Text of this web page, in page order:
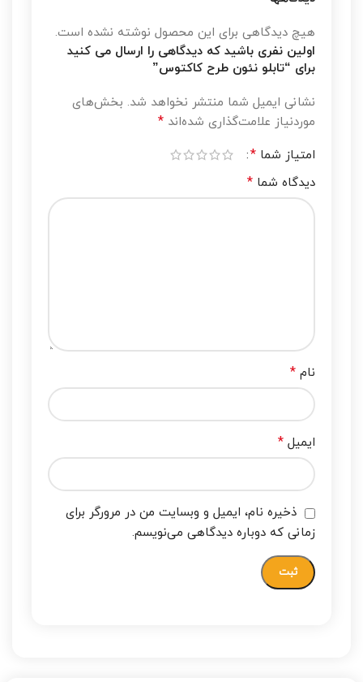
هیچ دیدگاهی برای این محصول نوشته نشده است.
اولین نفری باشید که دیدگاهی را ارسال می کنید
برای “تابلو نئون طرح کاکتوس”
نشانی ایمیل شما منتشر نخواهد شد. بخش‌های
موردنیاز علامت‌گذاری شده‌اند *
امتیاز شما *
دیدگاه شما *
نام *
ایمیل *
ذخیره نام، ایمیل و وبسایت من در مرورگر برای
زمانی که دوباره دیدگاهی می‌نویسم.